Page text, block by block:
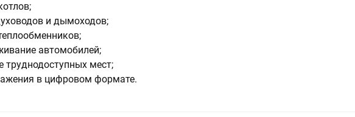
и дымоходов;
автомобилей;
труднодоступных мест;
в цифровом формате.